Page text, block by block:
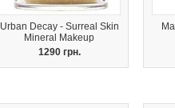
Urban Decay - Surreal Skin
Mineral Makeup
1290 грн.